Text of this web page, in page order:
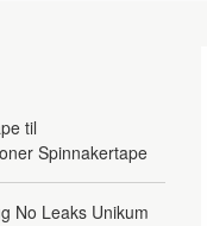
til
Spinnakertape
No Leaks Unikum